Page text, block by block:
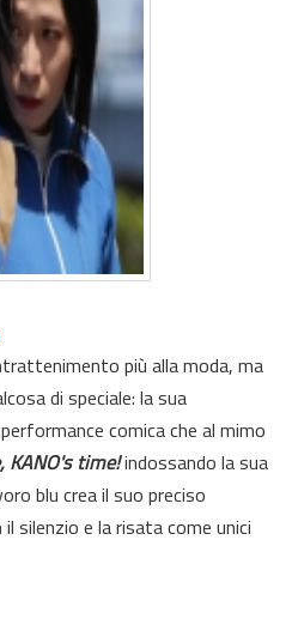
più alla moda, ma
di speciale: la sua
comica che al mimo
KANO's time!indossando la sua
blu crea il suo preciso
silenzio e la risata come unici